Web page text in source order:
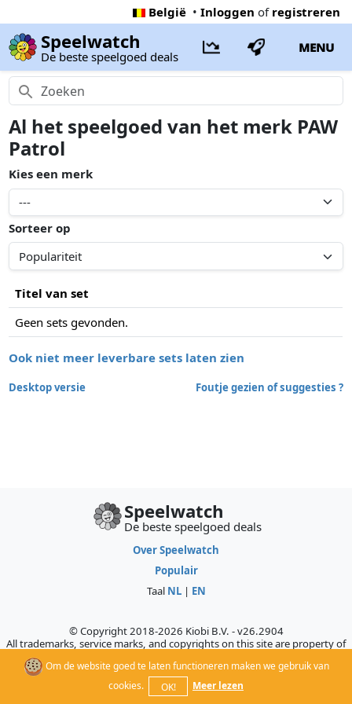
België • Inloggen of registreren
Speelwatch
De beste speelgoed deals
MENU
Al het speelgoed van het merk PAW
Patrol
Kies een merk
Sorteer op
Titel van set
Geen sets gevonden.
Ook niet meer leverbare sets laten zien
Desktop versie Foutje gezien of suggesties ?
Om de website goed te laten functioneren maken we gebruik van
cookies.
OK! Meer lezen
Speelwatch
De beste speelgoed deals
Over Speelwatch
Populair
Taal NL| EN
© Copyright 2018-2026 Kiobi B.V. - v26.2904
All trademarks, service marks, and copyrights on this site are property of
their respective owners, who do not sponsor, authorize, or endorse this
site.